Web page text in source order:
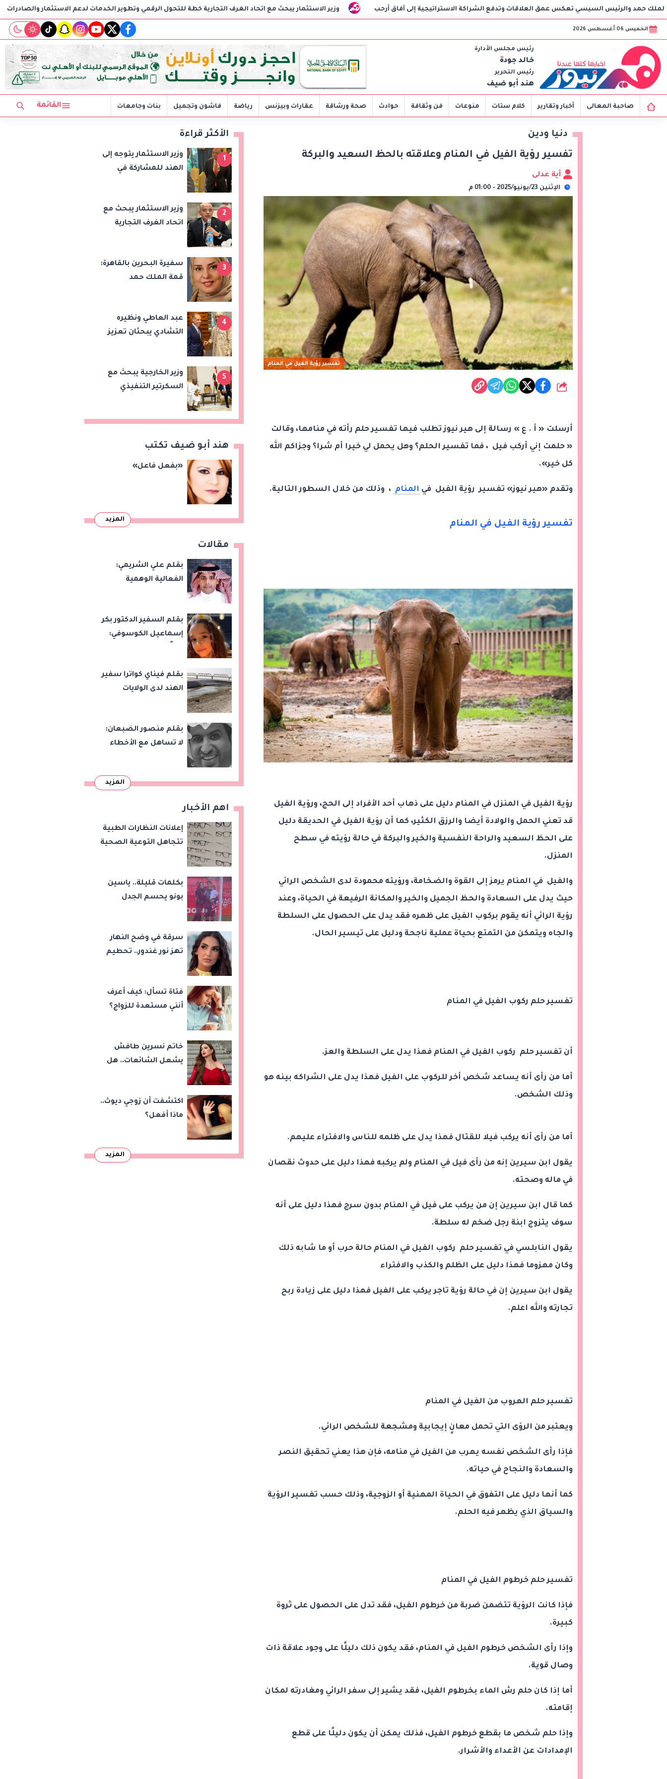
وزير الاستثمار وزير الاستثمار يبحث مع اتحاد الغرف التجارية خطة للتحول الرقمي وتطوير الخدمات لدعم الاستثمار والصادرات تعكس عمق العلاقات وتدفع الشراكة الاستراتيجية إلى آفاق أرحب
الخميس 06 أغسطس 2026 facebook
twitter
youtube
instagram
snapchat
tiktok
رئيس مجلس الأدارة
خالد جودة
رئيس التحرير
هند أبو ضيف
صاحبة المعالى أخبار وتقارير كلام ستات منوعات فن وثقافة حوادث صحة ورشاقة عقارات وبيزنس رياضة فاشون وتجميل بنات وجامعات القائمة
دنيا ودين
تفسير رؤية الفيل في المنام وعلاقته بالحظ السعيد والبركة
أية عدلى
الإثنين 23/يونيو/2025 - 01:00 م
تفسير رؤية الفيل في المنام
شارك
أرسلت « أ . ع » رسالة إلى هير نيوز تطلب فيها تفسير حلم رأته في منامها، وقالت
« حلمت إني أركب فيل ، فما تفسير الحلم؟ وهل يحمل لي خيرا أم شرا؟ وجزاكم الله
كل خير».
وتقدم «هير نيوز» تفسير رؤية الفيل في المنام ، وذلك من خلال السطور التالية.
تفسير رؤية الفيل في المنام
رؤية الفيل في المنزل في المنام دليل على ذهاب أحد الأفراد إلى الحج، ورؤية الفيل
قد تعني الحمل والولادة أيضا والرزق الكثير، كما أن رؤية الفيل في الحديقة دليل
على الحظ السعيد والراحة النفسية والخير والبركة في حالة رؤيته في سطح
المنزل.
والفيل في المنام يرمز إلى القوة والضخامة، ورؤيته محمودة لدى الشخص الرائي
حيث يدل على السعادة والحظ الجميل والخير والمكانة الرفيعة في الحياة، وعند
رؤية الرائي أنه يقوم بركوب الفيل على ظهره فقد يدل على الحصول على السلطة
والجاه ويتمكن من التمتع بحياة عملية ناجحة ودليل على تيسير الحال.
تفسير حلم ركوب الفيل في المنام
أن تفسير حلم ركوب الفيل في المنام فهذا يدل على السلطة والعز.
أما من رأى أنه يساعد شخص أخر للركوب على الفيل فهذا يدل على الشراكه بينه هو
وذلك الشخص.
أما من رأى أنه يركب فيلا للقتال فهذا يدل على ظلمه للناس والافتراء عليهم.
يقول ابن سيرين إنه من رأى فيل في المنام ولم يركبه فهذا دليل على حدوث نقصان
في ماله وصحته.
كما قال ابن سيرين إن من يركب على فيل في المنام بدون سرج فهذا دليل على أنه
سوف يتزوج ابنة رجل ضخم له سلطة.
يقول النابلسي في تفسير حلم ركوب الفيل في المنام حالة حرب أو ما شابه ذلك
وكان مهزوما فهذا دليل على الظلم والكذب والافتراء
يقول ابن سيرين إن في حالة رؤية تاجر يركب على الفيل فهذا دليل على زيادة ربح
تجارته والله اعلم.
تفسير حلم الهروب من الفيل في المنام
ويعتبر من الرؤى التي تحمل معانٍ إيجابية ومشجعة للشخص الرائي.
فإذا رأى الشخص نفسه يهرب من الفيل في منامه، فإن هذا يعني تحقيق النصر
والسعادة والنجاح في حياته.
كما أنها دليل على التفوق في الحياة المهنية أو الزوجية، وذلك حسب تفسير الرؤية
والسياق الذي يظهر فيه الحلم.
تفسير حلم خرطوم الفيل في المنام
فإذا كانت الرؤية تتضمن ضربة من خرطوم الفيل، فقد تدل على الحصول على ثروة
كبيرة.
وإذا رأى الشخص خرطوم الفيل في المنام، فقد يكون ذلك دليلًا على وجود علاقة ذات
وصال قوية.
أما إذا كان حلم رش الماء بخرطوم الفيل، فقد يشير إلى سفر الرائي ومغادرته لمكان
إقامته.
وإذا حلم شخص ما بقطع خرطوم الفيل، فذلك يمكن أن يكون دليلًا على قطع
الإمدادات عن الأعداء والأشرار.
الأكثر قراءة
1
وزير الاستثمار يتوجه إلى
الهند للمشاركة في
التعاون التجاري
والاستثماري
2
وزير الاستثمار يبحث مع
اتحاد الغرف التجارية
الاستثمار والصادرات
3
سفيرة البحرين بالقاهرة:
قمة الملك حمد
وتدفع الشراكة
الاستراتيجية إلى آفاق
4
عبد العاطي ونظيره
التشادي يبحثان تعزيز
الإقليم
5
وزير الخارجية يبحث مع
السكرتير التنفيذي
ومكافحة الإرهاب
هند أبو ضيف تكتب
«بفعل فاعل»
المزيد
مقالات
بقلم علي الشريمي:
الفعالية الوهمية
بقلم السفير الدكتور بكر
إسماعيل الكوسوفي:
بقلم فيناي كواترا سفير
الهند لدى الولايات
وقت طويل من تعليق
الهند العمل بها
بقلم منصور الضبعان:
لا تساهل مع الأخطاء
المزيد
اهم الأخبار
إعلانات النظارات الطبية
تتجاهل التوعية الصحية
بكلمات قليلة.. ياسين
بونو يحسم الجدل
سرقة في وضح النهار
تهز نور غندور.. تحطيم
فتاة تسأل: كيف أعرف
أنني مستعدة للزواج؟
خاتم نسرين طافش
يشعل الشائعات.. هل
اكتشفت أن زوجي ديوث..
ماذا أفعل؟
المزيد